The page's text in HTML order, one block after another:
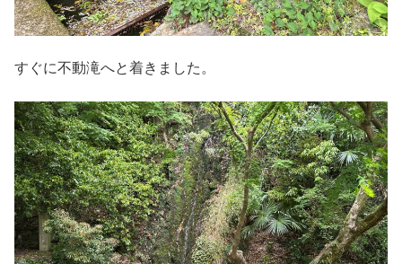
すぐに不動滝へと着きました。